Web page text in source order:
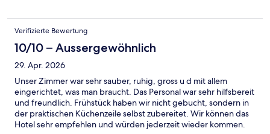
Verifizierte Bewertung
10/10 – Aussergewöhnlich
29. Apr. 2026
Unser Zimmer war sehr sauber, ruhig, gross u d mit allem
eingerichtet, was man braucht. Das Personal war sehr hilfsbereit
und freundlich. Frühstück haben wir nicht gebucht, sondern in
der praktischen Küchenzeile selbst zubereitet. Wir können das
Hotel sehr empfehlen und würden jederzeit wieder kommen.